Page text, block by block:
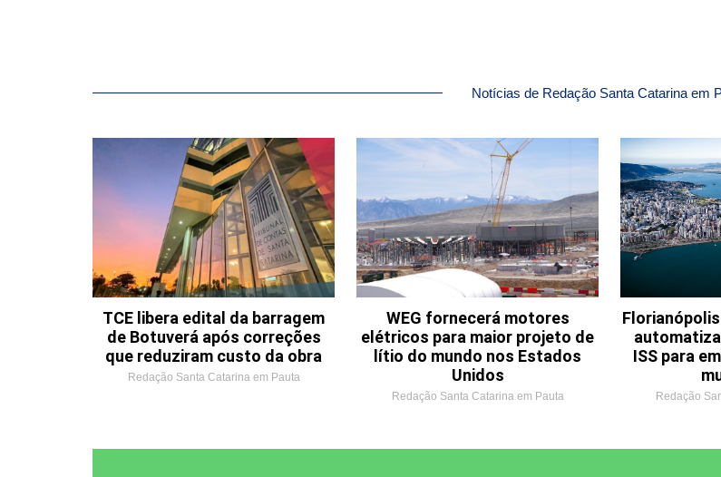
Notícias de Redação Santa Catarina em
TCE libera edital da barragem
de Botuverá após correções
que reduziram custo da obra
Redação Santa Catarina em Pauta
WEG fornecerá motores
elétricos para maior projeto de
lítio do mundo nos Estados
Unidos
Redação Santa Catarina em Pauta
ISS para
Redação